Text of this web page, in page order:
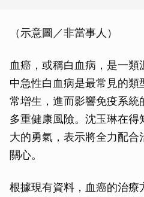
（示意圖／非當事人）
血癌，或稱白血病，是一
中急性白血病是最常見的
常增生，進而影響免疫系統
多重健康風險。沈玉琳在
大的勇氣，表示將全力配
關心。
根據現有資料，血癌的治療